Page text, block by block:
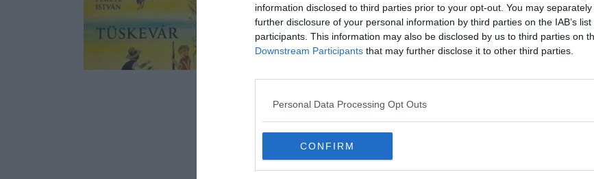
information disclosed to third parties prior to your opt-out. You may
further disclosure of your personal information by third parties on the IAB’s
participants. This information may also be disclosed by us to third parties on
Downstream Participants that may further disclose it to other third parties.
Personal Data Processing Opt Outs
CONFIRM
Hirdetés